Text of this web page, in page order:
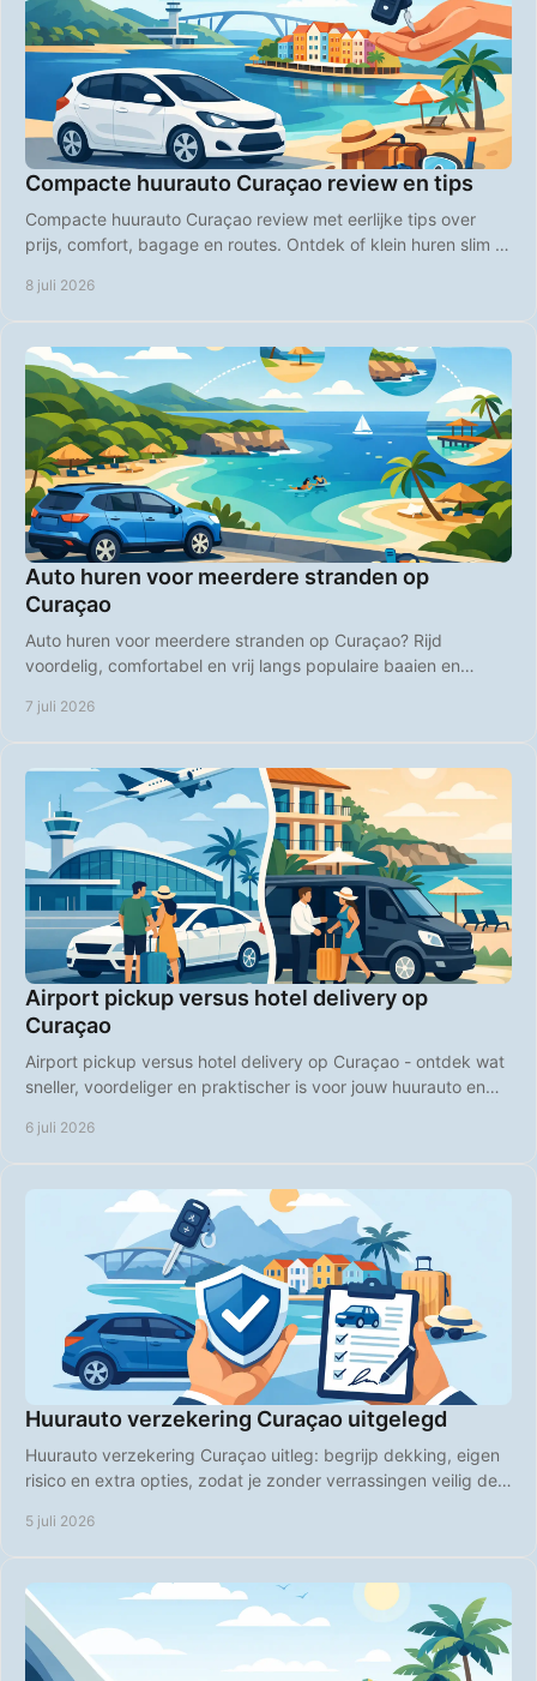
Compacte huurauto Curaçao review en tips
Compacte huurauto Curaçao review met eerlijke tips over
prijs, comfort, bagage en routes. Ontdek of klein huren slim is
8 juli 2026
Auto huren voor meerdere stranden op
Curaçao
Auto huren voor meerdere stranden op Curaçao? Rijd
voordelig, comfortabel en vrij langs populaire baaien en
7 juli 2026
Airport pickup versus hotel delivery op
Curaçao
Airport pickup versus hotel delivery op Curaçao - ontdek wat
sneller, voordeliger en praktischer is voor jouw huurauto en
6 juli 2026
Huurauto verzekering Curaçao uitgelegd
Huurauto verzekering Curaçao uitleg: begrijp dekking, eigen
risico en extra opties, zodat je zonder verrassingen veilig de
5 juli 2026